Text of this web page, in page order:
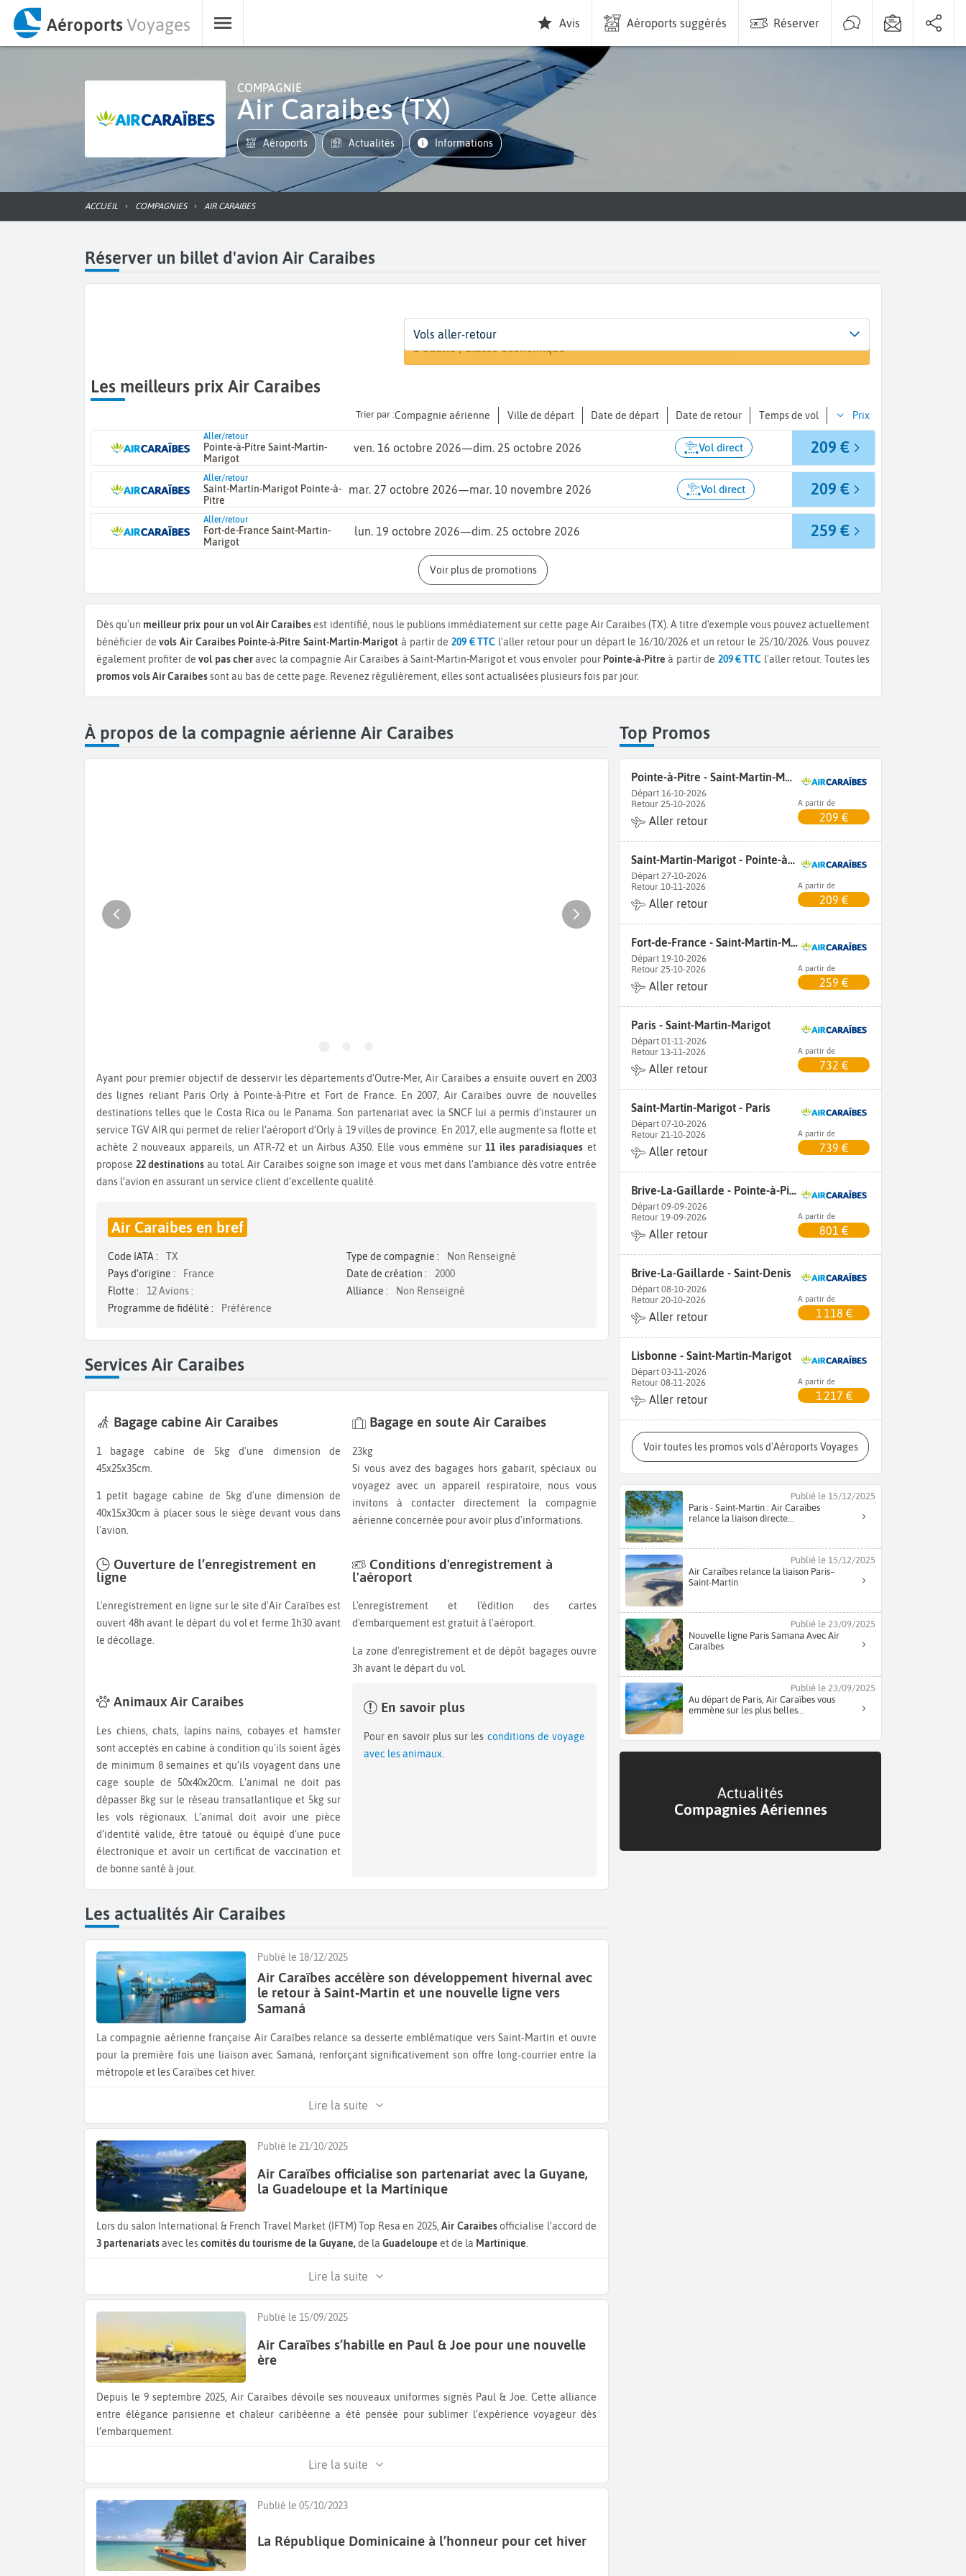
AéroportsVoyages Avis Aéroports suggérés Réserver
COMPAGNIE
Air Caraibes (TX)
Aéroports Actualités informations
ACCUEIL COMPAGNIES AIR CARAIBES
Réserver un billet d'avion Air Caraibes
Départ
De... A...
Dates
Dates de votre voyage
Voyageurs | Classe
1 adulte | Classe économique
Vols aller-retour
Les meilleurs prix Air Caraibes
Trier par : Compagnie aérienne Ville de départ Date de départ Date de retour Temps de vol Prix
Aller/retour
Pointe-à-Pitre Saint-Martin-
Marigot
ven. 16 octobre 2026—dim. 25 octobre 2026 Vol direct 209 €
Aller/retour
Saint-Martin-Marigot Pointe-à-
Pitre
mar. 27 octobre 2026—mar. 10 novembre 2026 Vol direct 209 €
Aller/retour
Fort-de-France Saint-Martin-
Marigot
lun. 19 octobre 2026—dim. 25 octobre 2026 259 €
Voir plus de promotions
Dès qu'un meilleur prix pour un vol Air Caraibesest identifié, nous le publions immédiatement sur cette page Air Caraibes (TX).A titre d'exemple vous pouvez actuellement
bénéficier devols Air Caraibes Pointe-à-Pitre Saint-Martin-Marigot à partir de 209 € TTC l'aller retour pour un départ le 16/10/2026 et un retour le 25/10/2026.Vous pouvez
également profiter devol pas cheravec la compagnie Air Caraibes à Saint-Martin-Marigot et vous envoler pour Pointe-à-Pitre à partir de 209 € TTC l'aller retour. Toutes les
promos vols Air Caraibessont au bas de cette page. Revenez régulièrement, elles sont actualisées plusieurs fois par jour.
À propos de la compagnie aérienne Air Caraibes
Ayant pour premier objectif de desservir les départements d’Outre-Mer, Air Caraïbes a ensuite ouvert en 2003
des lignes reliant Paris Orly à Pointe-à-Pitre et Fort de France. En 2007, Air Caraïbes ouvre de nouvelles
destinations telles que le Costa Rica ou le Panama. Son partenariat avec la SNCF lui a permis d’instaurer un
service TGV AIR qui permet de relier l’aéroport d’Orly à 19 villes de province. En 2017, elle augmente sa flotte et
achète 2 nouveaux appareils, un ATR-72 et un Airbus A350. Elle vous emmène sur11 îles paradisiaques et
propose 22 destinations au total. Air Caraïbes soigne son image et vous met dans l’ambiance dès votre entrée
dans l’avion en assurant un service client d’excellente qualité.
Air Caraibes en bref
Code IATA : TX Type de compagnie :
Non Renseigné
Pays d’origine :
France Date de création :
2000
Flotte :
12 Avions : Alliance :
Non Renseigné
Programme de fidélité :
Préférence
Services Air Caraibes
Bagage cabine Air Caraibes
1 bagage cabine de 5kg d'une dimension de
45x25x35cm.
1 petit bagage cabine de 5kg d'une dimension de
40x15x30cm à placer sous le siège devant vous dans
l'avion.
Bagage en soute Air Caraibes
23kg
Si vous avez des bagages hors gabarit, spéciaux ou
voyagez avec un appareil respiratoire, nous vous
invitons à contacter directement la compagnie
aérienne concernée pour avoir plus d'informations.
Ouverture de l’enregistrement en
ligne
L'enregistrement en ligne sur le site d'Air Caraïbes est
ouvert 48h avant le départ du vol et ferme 1h30 avant
le décollage.
Conditions d'enregistrement à
l'aéroport
L'enregistrement et l'édition des cartes
d'embarquement est gratuit à l'aéroport.
La zone d'enregistrement et de dépôt bagages ouvre
3h avant le départ du vol.
Animaux Air Caraibes
Les chiens, chats, lapins nains, cobayes et hamster
sont acceptés en cabine à condition qu'ils soient âgés
de minimum 8 semaines et qu’ils voyagent dans une
cage souple de 50x40x20cm. L’animal ne doit pas
dépasser 8kg sur le réseau transatlantique et 5kg sur
les vols régionaux. L’animal doit avoir une pièce
d’identité valide, être tatoué ou équipé d’une puce
électronique et avoir un certificat de vaccination et
de bonne santé à jour.
En savoir plus
Pour en savoir plus sur les conditions de voyage
avec les animaux
Les actualités Air Caraibes
Publié le 18/12/2025
Air Caraïbes accélère son développement hivernal avec
le retour à Saint‑Martin et une nouvelle ligne vers
Samaná
La compagnie aérienne française Air Caraïbes relance sa desserte emblématique vers Saint‑Martin et ouvre
pour la première fois une liaison avec Samaná, renforçant significativement son offre long‑courrier entre la
métropole et les Caraïbes cet hiver.
Lire la suite
Publié le 21/10/2025
Air Caraïbes officialise son partenariat avec la Guyane,
la Guadeloupe et la Martinique
Lors du salon International & French Travel Market (IFTM) Top Resa en 2025, Air Caraibesofficialise l’accord de
3 partenariatsavec lescomités du tourisme de la Guyane,de la Guadeloupe et de la Martinique
Lire la suite
Publié le 15/09/2025
Air Caraïbes s’habille en Paul & Joe pour une nouvelle
ère
Depuis le 9 septembre 2025, Air Caraïbes dévoile ses nouveaux uniformes signés Paul & Joe. Cette alliance
entre élégance parisienne et chaleur caribéenne a été pensée pour sublimer l’expérience voyageur dès
l’embarquement.
Lire la suite
Publié le 05/10/2023
La République Dominicaine à l’honneur pour cet hiver
Top Promos
Pointe-à-Pitre - Saint-Martin-Marigot
Départ 16-10-2026
Retour 25-10-2026
Aller retour
A partir de
209 €
Saint-Martin-Marigot - Pointe-à-Pitre
Départ 27-10-2026
Retour 10-11-2026
Aller retour
A partir de
209 €
Fort-de-France - Saint-Martin-Marigot
Départ 19-10-2026
Retour 25-10-2026
Aller retour
A partir de
259 €
Paris - Saint-Martin-Marigot
Départ 01-11-2026
Retour 13-11-2026
Aller retour
A partir de
732 €
Saint-Martin-Marigot - Paris
Départ 07-10-2026
Retour 21-10-2026
Aller retour
A partir de
739 €
Brive-La-Gaillarde - Pointe-à-Pitre
Départ 09-09-2026
Retour 19-09-2026
Aller retour
A partir de
801 €
Brive-La-Gaillarde - Saint-Denis
Départ 08-10-2026
Retour 20-10-2026
Aller retour
A partir de
1 118 €
Lisbonne - Saint-Martin-Marigot
Départ 03-11-2026
Retour 08-11-2026
Aller retour
A partir de
1 217 €
Voir toutes les promos vols d'Aéroports Voyages
Paris - Saint-Martin : Air Caraïbes
relance la liaison directe...
Publié le 15/12/2025
Air Caraïbes relance la liaison Paris–
Saint-Martin
Publié le 15/12/2025
Nouvelle ligne Paris Samana Avec Air
Caraïbes
Publié le 23/09/2025
Au départ de Paris, Air Caraïbes vous
emmène sur les plus belles...
Publié le 23/09/2025
Actualités
Compagnies Aériennes